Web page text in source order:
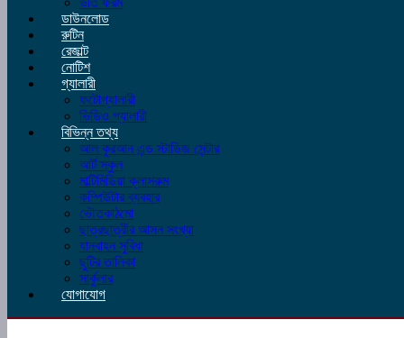
ডাউনলোড
রুটিন
রেজাল্ট
নোটিশ
গ্যালারী
ফটোগ্যালারী
ভিডিও গ্যালারী
বিভিন্ন তথ্য
আল কুরআন এন্ড স্টাডিজ সেন্টার
আর্ট স্কুল
মাল্টিমিডিয়া ক্লাসরুম
কম্পিউটার ব্যবহার
ভৌতকাঠমো
ছাত্রছাত্রীর আসন সংখ্যা
যানবাহন সুবিধা
ছুটির তালিকা
সার্কুলার
যোগাযোগ